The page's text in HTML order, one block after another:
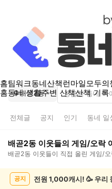
홈팀워크동네산책런마일모두의
홈동네 생활주변 산책산책 기록
배곧2동
전체글 공지 인기 동네 일
배곧2동 이웃들의 게임/오락
배곧2동 이웃들이 직접 올린 게임/
공지 전원 1,000캐시! 🥳 우리